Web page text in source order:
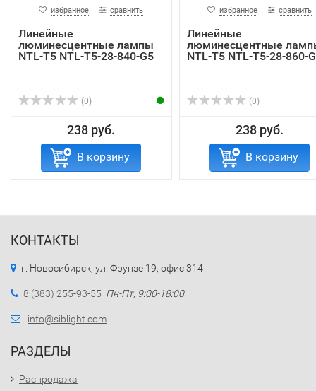
избранное сравнить
Линейные
люминесцентные лампы
NTL-T5 NTL-T5-28-840-G5
(0)
238 руб.
В корзину
избранное сравнить
Линейные
люминесцентные
NTL-T5 NTL-T5-28-860-
(0)
238 руб.
В корзину
КОНТАКТЫ
г. Новосибирск, ул. Фрунзе 19, офис 314
8 (383) 255-93-55 Пн-Пт, 9:00-18:00
info@siblight.com
РАЗДЕЛЫ
Распродажа